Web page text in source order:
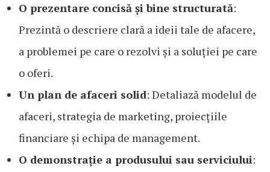
O prezentare concisă și bine structurată:
Prezintă o descriere clară a ideii tale de afacere,
a problemei pe care o rezolvi și a soluției pe care
o oferi.
Un plan de afaceri solid: Detaliază modelul de
afaceri, strategia de marketing, proiecțiile
financiare și echipa de management.
O demonstrație a produsului sau serviciului: